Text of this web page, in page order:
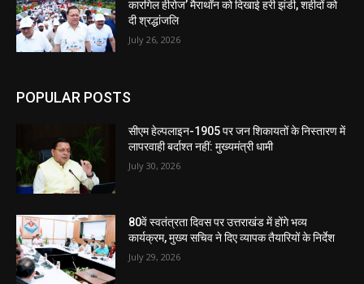
कारगिल हीरोज’ मैराथॉन को दिखाई हरी झंडी, शहीदों को
दी श्रद्धांजलि
July 26, 2026
POPULAR POSTS
सीएम हेल्पलाइन-1905 पर जन शिकायतों के निस्तारण में
लापरवाही बर्दाश्त नहीं: मुख्यमंत्री धामी
July 30, 2026
80वें स्वतंत्रता दिवस पर उत्तराखंड में होंगे भव्य
कार्यक्रम, मुख्य सचिव ने दिए व्यापक तैयारियों के निर्देश
July 29, 2026